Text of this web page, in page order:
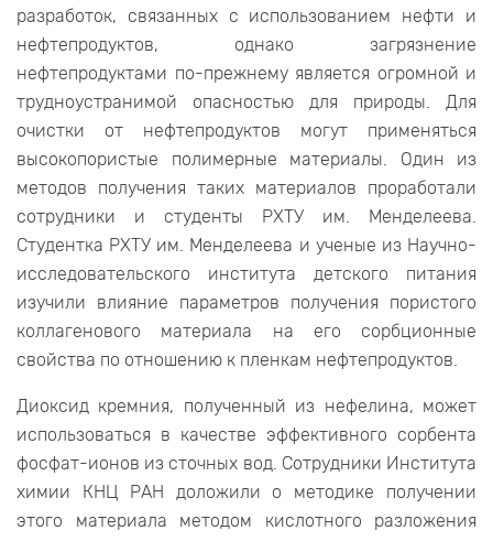
разработок, связанных с использованием нефти и
нефтепродуктов, однако загрязнение
нефтепродуктами по-прежнему является огромной и
трудноустранимой опасностью для природы. Для
очистки от нефтепродуктов могут применяться
высокопористые полимерные материалы. Один из
методов получения таких материалов проработали
сотрудники и студенты РХТУ им. Менделеева.
Студентка РХТУ им. Менделеева и ученые из Научно-
исследовательского института детского питания
изучили влияние параметров получения пористого
коллагенового материала на его сорбционные
свойства по отношению к пленкам нефтепродуктов.
Диоксид кремния, полученный из нефелина, может
использоваться в качестве эффективного сорбента
фосфат-ионов из сточных вод. Сотрудники Института
химии КНЦ РАН доложили о методике получении
этого материала методом кислотного разложения